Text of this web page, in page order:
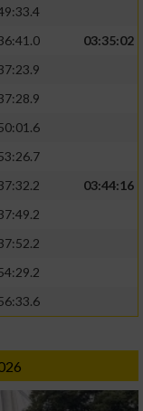
03:35:02
03:44:16